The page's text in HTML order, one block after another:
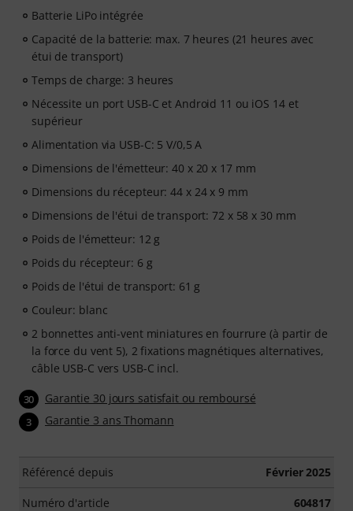
Batterie LiPo intégrée
Capacité de la batterie: max. 7 heures (21 heures avec
étui de transport)
Temps de charge: 3 heures
Nécessite un port USB-C et Android 11 ou iOS 14 et
supérieur
Alimentation via USB-C: 5 V/0,5 A
Dimensions de l'émetteur: 40 x 20 x 17 mm
Dimensions du récepteur: 44 x 24 x 9 mm
Dimensions de l'étui de transport: 72 x 58 x 30 mm
Poids de l'émetteur: 12 g
Poids du récepteur: 6 g
Poids de l'étui de transport: 61 g
Couleur: blanc
2 bonnettes anti-vent miniatures en fourrure (à partir de
la force du vent 5), 2 fixations magnétiques alternatives,
câble USB-C vers USB-C incl.
30 Garantie 30 jours satisfait ou remboursé
3 Garantie 3 ans Thomann
Référencé depuis Février 2025
Numéro d'article 604817